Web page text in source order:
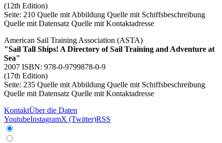
(12th Edition)
Seite: 210 Quelle mit Abbildung Quelle mit Schiffsbeschreibung
Quelle mit Datensatz Quelle mit Kontaktadresse
American Sail Training Association (ASTA)
"Sail Tall Ships! A Directory of Sail Training and Adventure at
Sea"
2007 ISBN: 978-0-9799878-0-9
(17th Edition)
Seite: 235 Quelle mit Abbildung Quelle mit Schiffsbeschreibung
Quelle mit Datensatz Quelle mit Kontaktadresse
KontaktÜber die Daten
YoutubeInstagramX (Twitter)RSS